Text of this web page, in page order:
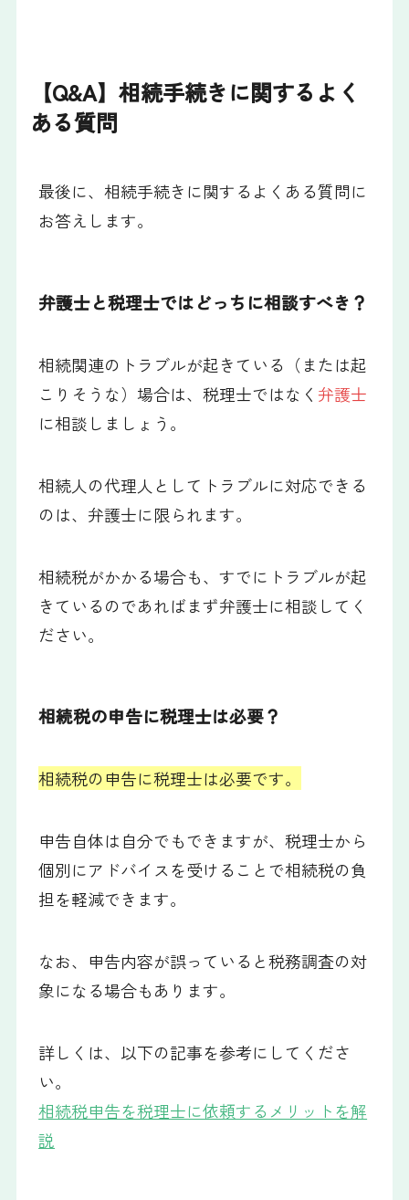
【Q&A】相続手続きに関するよく
ある質問
最後に、相続手続きに関するよくある質問に
お答えします。
弁護士と税理士ではどっちに相談すべき？
相続関連のトラブルが起きている（または起
こりそうな）場合は、税理士ではなく 弁護士
に相談しましょう。
相続人の代理人としてトラブルに対応できる
のは、弁護士に限られます。
相続税がかかる場合も、すでにトラブルが起
きているのであればまず弁護士に相談してく
ださい。
相続税の申告に税理士は必要？
相続税の申告に税理士は必要です。
申告自体は自分でもできますが、税理士から
個別にアドバイスを受けることで相続税の負
担を軽減できます。
なお、申告内容が誤っていると税務調査の対
象になる場合もあります。
詳しくは、以下の記事を参考にしてくださ
い。
相続税申告を税理士に依頼するメリットを解
説